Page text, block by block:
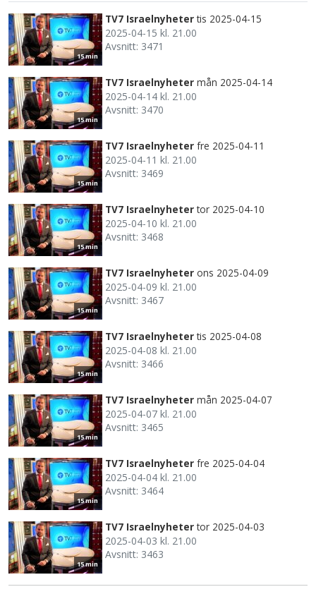
15 min
TV7 Israelnyheter tis 2025-04-15
2025-04-15 kl. 21.00
Avsnitt: 3471
15 min
TV7 Israelnyheter mån 2025-04-14
2025-04-14 kl. 21.00
Avsnitt: 3470
15 min
TV7 Israelnyheter fre 2025-04-11
2025-04-11 kl. 21.00
Avsnitt: 3469
15 min
TV7 Israelnyheter tor 2025-04-10
2025-04-10 kl. 21.00
Avsnitt: 3468
15 min
TV7 Israelnyheter ons 2025-04-09
2025-04-09 kl. 21.00
Avsnitt: 3467
15 min
TV7 Israelnyheter tis 2025-04-08
2025-04-08 kl. 21.00
Avsnitt: 3466
15 min
TV7 Israelnyheter mån 2025-04-07
2025-04-07 kl. 21.00
Avsnitt: 3465
15 min
TV7 Israelnyheter fre 2025-04-04
2025-04-04 kl. 21.00
Avsnitt: 3464
15 min
TV7 Israelnyheter tor 2025-04-03
2025-04-03 kl. 21.00
Avsnitt: 3463